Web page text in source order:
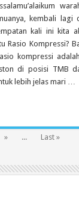
kembali lagi
kali ini kita
Rasio Kompressi?
kompressi
di posisi TMB
lebih jelas mari …
» ... Last »